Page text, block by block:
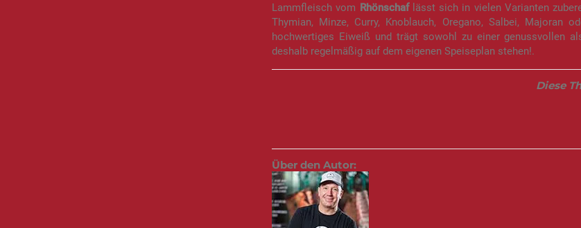
Lammfleisch vom Rhönschaf lässt sich in vielen Varianten
Thymian, Minze, Curry, Knoblauch, Oregano, Salbei, Majoran
hochwertiges Eiweiß und trägt sowohl zu einer genussvollen
deshalb regelmäßig auf dem eigenen Speiseplan stehen!.
Diese
Über den Autor: